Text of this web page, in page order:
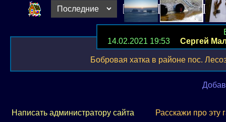
14.02.2021 19:53 Сергей
Бобровая хатка в районе пос.
Написать администратору сайта Расскажи про эту